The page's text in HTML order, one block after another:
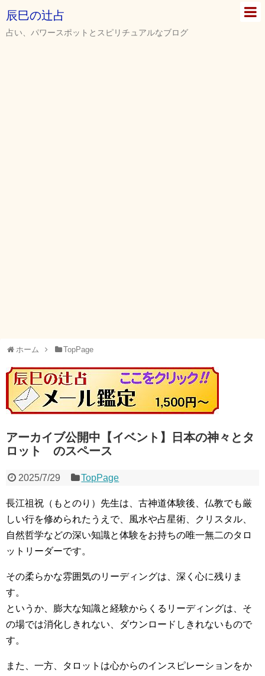
辰巳の辻占
占い、パワースポットとスピリチュアルなブログ
ホーム TopPage
アーカイブ公開中【イベント】日本の神々とタ
ロット のスペース
2025/7/29 TopPage
長江祖祝（もとのり）先生は、古神道体験後、仏教でも厳
しい行を修められたうえで、風水や占星術、クリスタル、
自然哲学などの深い知識と体験をお持ちの唯一無二のタロ
ットリーダーです。
その柔らかな雰囲気のリーディングは、深く心に残りま
す。
というか、膨大な知識と経験からくるリーディングは、そ
の場では消化しきれない、ダウンロードしきれないもので
す。
また、一方、タロットは心からのインスピレーションをか